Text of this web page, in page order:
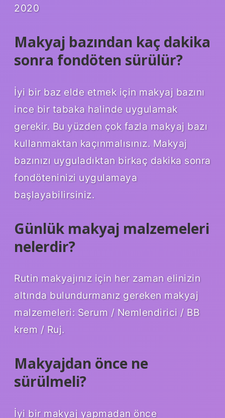
2020
Makyaj bazından kaç dakika
sonra fondöten sürülür?
İyi bir baz elde etmek için makyaj bazını
ince bir tabaka halinde uygulamak
gerekir. Bu yüzden çok fazla makyaj bazı
kullanmaktan kaçınmalısınız. Makyaj
bazınızı uyguladıktan birkaç dakika sonra
fondöteninizi uygulamaya
başlayabilirsiniz.
Günlük makyaj malzemeleri
nelerdir?
Rutin makyajınız için her zaman elinizin
altında bulundurmanız gereken makyaj
malzemeleri: Serum / Nemlendirici / BB
krem ​​/ Ruj.
Makyajdan önce ne
sürülmeli?
İyi bir makyaj yapmadan önce